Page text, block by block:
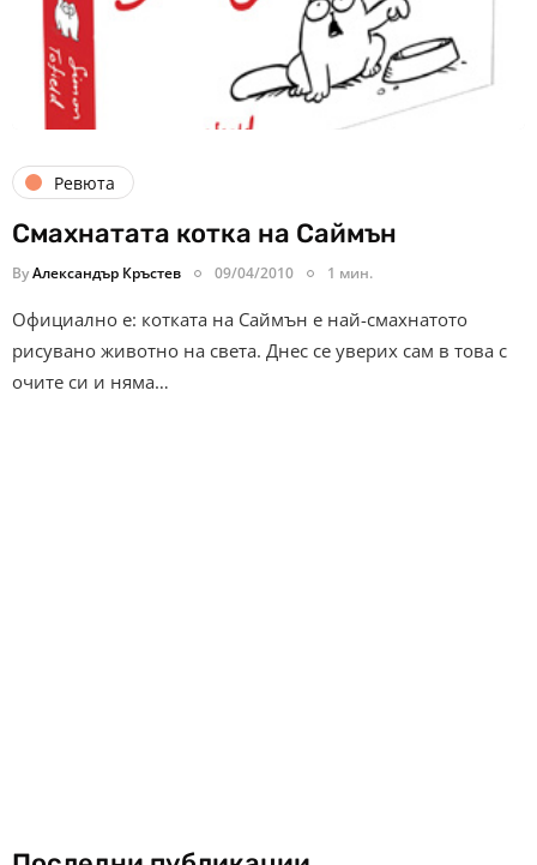
Ревюта
Смахнатата котка на Саймън
ByАлександър Кръстев 09/04/2010 1 мин.
Официално е: котката на Саймън е най-смахнатото
рисувано животно на света. Днес се уверих сам в това с
очите си и няма…